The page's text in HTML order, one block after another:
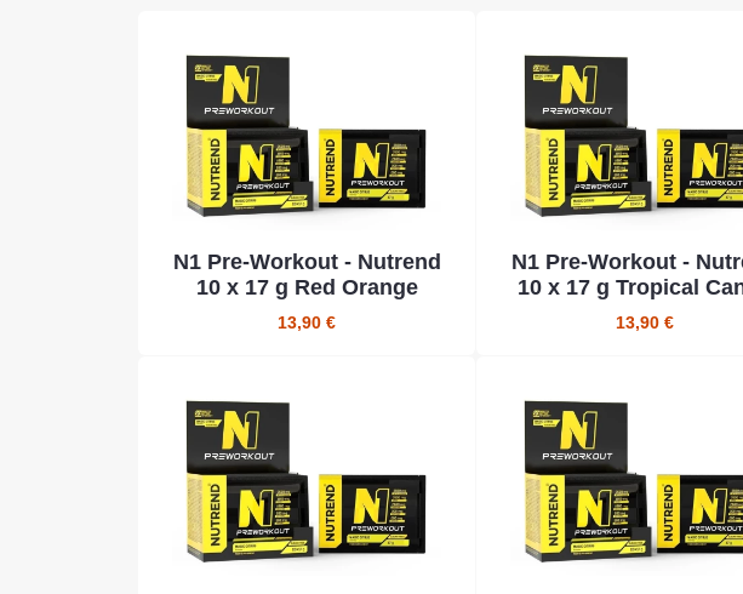
N1 Pre-Workout - Nutrend
10 x 17 g Red Orange
13,90 €
N1 Pre-Workout -
10 x 17 g Tropical
13,90 €